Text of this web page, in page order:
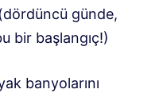
günde,
bir başlangıç!)
banyolarını